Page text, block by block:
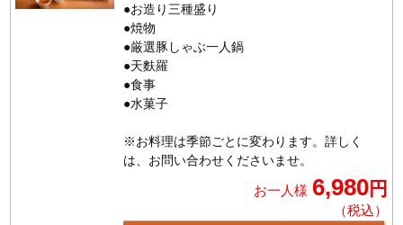
●お造り三種盛り
●焼物
●厳選豚しゃぶ一人鍋
●天麩羅
●食事
●水菓子
※お料理は季節ごとに変わります。詳しく
は、お問い合わせくださいませ。
お一人様 6,980円
（税込）